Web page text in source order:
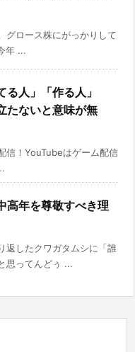
グロース株にがっかりして
年 ...
る人」「作る人」
たないと意味が無
信！YouTubeはゲーム配信
高年を尊敬すべき理
返したクワガタムシに「誰
思ってんどぅ ...